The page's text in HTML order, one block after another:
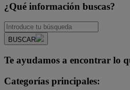
¿Qué información buscas?
BUSCAR
Te ayudamos a encontrar lo
Categorías principales: